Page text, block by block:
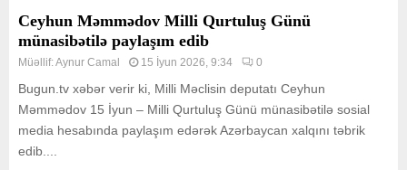
Ceyhun Məmmədov Milli Qurtuluş Günü
münasibətilə paylaşım edib
Müəllif:Aynur Camal 15 İyun 2026, 9:34 0
Bugun.tv xəbər verir ki, Milli Məclisin deputatı Ceyhun
Məmmədov 15 İyun – Milli Qurtuluş Günü münasibətilə sosial
media hesabında paylaşım edərək Azərbaycan xalqını təbrik
edib....